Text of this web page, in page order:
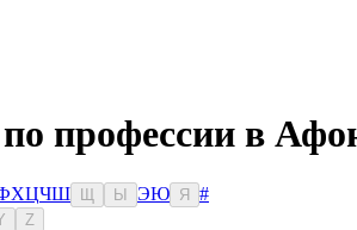
профессии в
ХЦЧШ Ы ЭЮ Я
#
Z